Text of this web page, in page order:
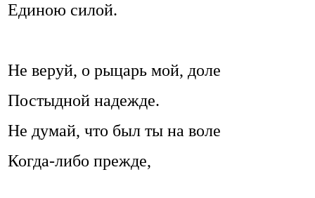
Единою силой.
Не веруй, о рыцарь мой, доле
Постыдной надежде.
Не думай, что был ты на воле
Когда-либо прежде,